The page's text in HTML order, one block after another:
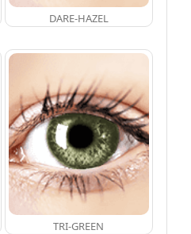
DARE-HAZEL
TRI-GREEN